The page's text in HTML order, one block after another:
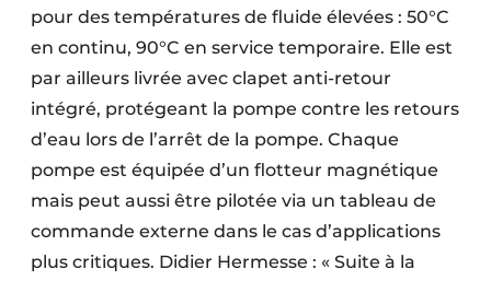
pour des températures de fluide élevées : 50°C
en continu, 90°C en service temporaire. Elle est
par ailleurs livrée avec clapet anti-retour
intégré, protégeant la pompe contre les retours
d’eau lors de l’arrêt de la pompe. Chaque
pompe est équipée d’un flotteur magnétique
mais peut aussi être pilotée via un tableau de
commande externe dans le cas d’applications
plus critiques. Didier Hermesse : « Suite à la